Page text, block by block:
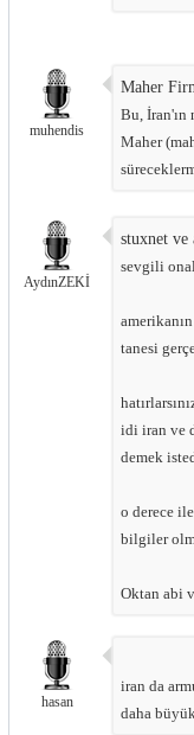
muhendis
Maher
Bu, İran'ın
Maher
AydınZEKİ
stuxnet
sevgili
tanesi
idi iran ve
demek
o derece
bilgiler
Oktan abi
hasan
iran da
daha